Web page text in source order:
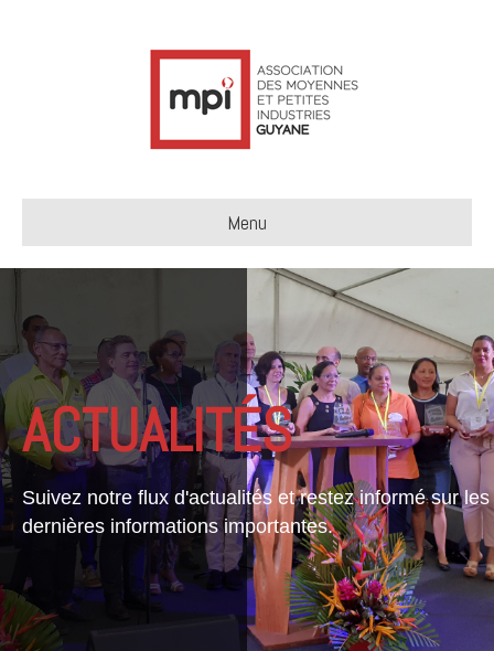
Menu
ACTUALITÉS
Suivez notre flux d'actualités et restez informé sur les
dernières informations importantes.